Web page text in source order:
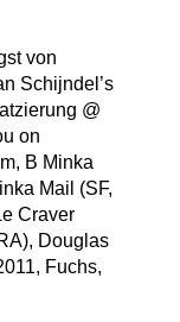
von
Schijndel’s
@
on
B Minka
Mail (SF,
Craver
Douglas
Fuchs,